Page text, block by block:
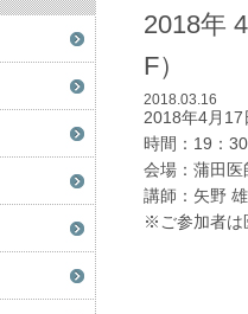
2018年
F）
2018.03.16
2018年4月
時間：19：
会場：蒲田医
講師：矢野
※ご参加者は